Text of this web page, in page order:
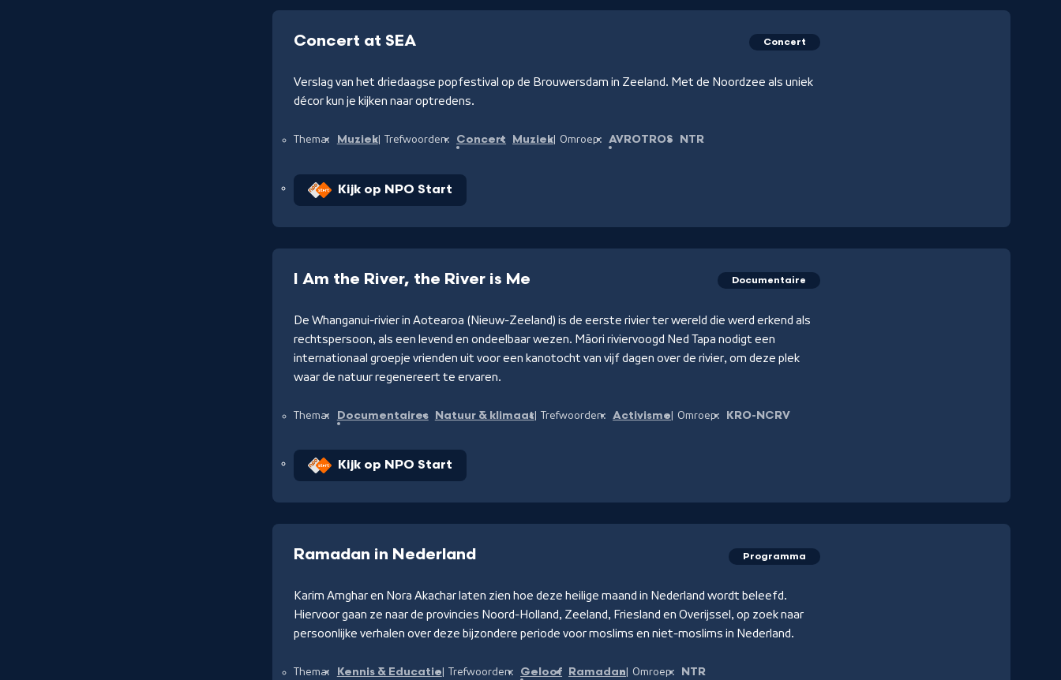
Concert at SEA Concert
Verslag van het driedaagse popfestival op de Brouwersdam in Zeeland. Met de Noordzee als uniek
décor kun je kijken naar optredens.
Thema: Muziek Trefwoorden: Concert Muziek Omroep: AVROTROS NTR
Kijk op NPO Start
I Am the River, the River is Me Documentaire
De Whanganui-rivier in Aotearoa (Nieuw-Zeeland) is de eerste rivier ter wereld die werd erkend als
rechtspersoon, als een levend en ondeelbaar wezen. Māori riviervoogd Ned Tapa nodigt een
internationaal groepje vrienden uit voor een kanotocht van vijf dagen over de rivier, om deze plek
waar de natuur regenereert te ervaren.
Thema: Documentaires Natuur & klimaat Trefwoorden: Activisme Omroep: KRO-NCRV
Kijk op NPO Start
Ramadan in Nederland Programma
Karim Amghar en Nora Akachar laten zien hoe deze heilige maand in Nederland wordt beleefd.
Hiervoor gaan ze naar de provincies Noord-Holland, Zeeland, Friesland en Overijssel, op zoek naar
persoonlijke verhalen over deze bijzondere periode voor moslims en niet-moslims in Nederland.
Thema: Kennis & Educatie Trefwoorden: Geloof Ramadan Omroep: NTR